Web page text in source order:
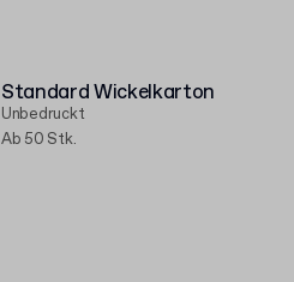
Standard Wickelkarton
Unbedruckt
Ab 50 Stk.